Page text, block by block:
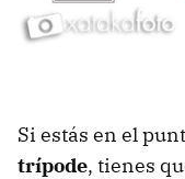
Si estás en el
trípode, tienes